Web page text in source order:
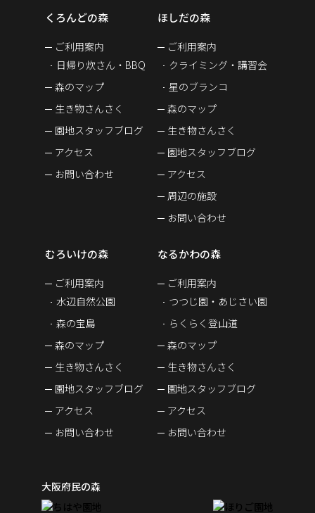
くろんどの森
ご利用案内
日帰り炊さん・BBQ
森のマップ
生き物さんさく
園地スタッフブログ
アクセス
お問い合わせ
ほしだの森
ご利用案内
クライミング・講習会
星のブランコ
森のマップ
生き物さんさく
園地スタッフブログ
アクセス
周辺の施設
お問い合わせ
むろいけの森
ご利用案内
水辺自然公園
森の宝島
森のマップ
生き物さんさく
園地スタッフブログ
アクセス
お問い合わせ
なるかわの森
ご利用案内
つつじ園・あじさい園
らくらく登山道
森のマップ
生き物さんさく
園地スタッフブログ
アクセス
お問い合わせ
大阪府民の森